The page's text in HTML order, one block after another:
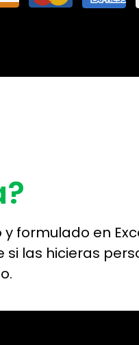
formulado en
si las hicieras